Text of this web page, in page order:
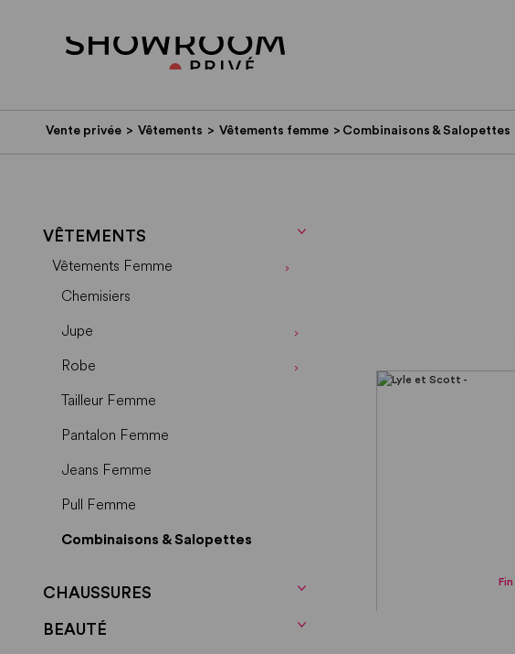
Vente privée > Vêtements > Vêtements femme > Combinaisons & Salopettes
VÊTEMENTS
Vêtements Femme
Chemisiers
Jupe
Robe
Tailleur Femme
Pantalon Femme
Jeans Femme
Pull Femme
Combinaisons & Salopettes
CHAUSSURES
BEAUTÉ